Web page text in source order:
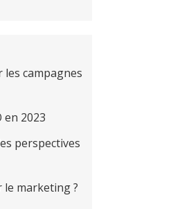
les campagnes
en 2023
perspectives
le marketing ?